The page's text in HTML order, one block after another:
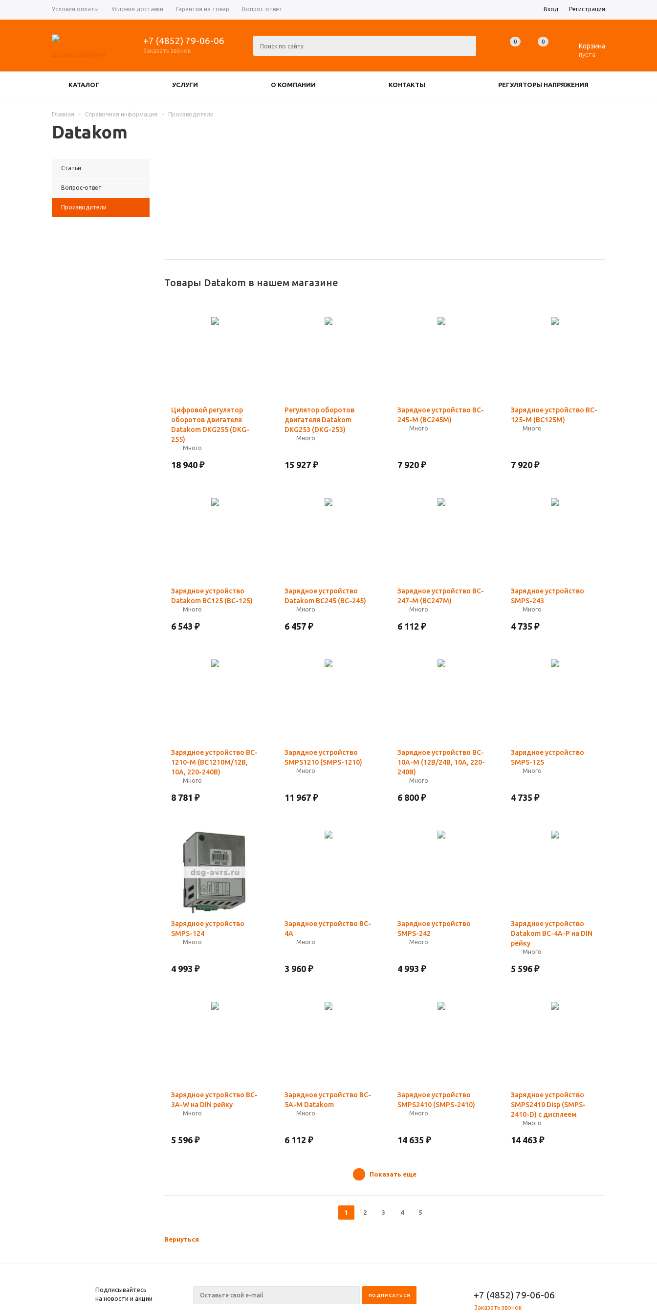
Условия оплаты Условия доставки Гарантия на товар Вопрос-ответ Вход Регистрация
+7 (4852) 79-06-06
Заказать звонок
0 0
Корзина
пуста
КАТАЛОГ УСЛУГИ О КОМПАНИИ КОНТАКТЫ РЕГУЛЯТОРЫ НАПРЯЖЕНИЯ
КОНТРОЛЛЕРЫ УПРАВЛЕНИЯ ГЕНЕРАТОРОМ
РЕГУЛЯТОРЫ ОБОРОТОВ ДВИГАТЕЛЯ, АКТУАТОРЫ
Главная - Справочная информация - Производители
Datakom
Статьи
Вопрос-ответ
Производители
Товары Datakom в нашем магазине
Цифровой регулятор
оборотов двигателя
Datakom DKG255 (DKG-
255)
Много
18 940 ₽
Регулятор оборотов
двигателя Datakom
DKG253 (DKG-253)
Много
15 927₽
Зарядное устройство BC-
245-M (BC245M)
Много
7 920 ₽
Зарядное устройство BC-
125-M (BC125M)
Много
7 920₽
Зарядное устройство
Datakom BC125 (BC-125)
Много
6 543 ₽
Зарядное устройство
Datakom BC245 (BC-245)
Много
6 457₽
Зарядное устройство BC-
247-M (BC247M)
Много
6 112 ₽
Зарядное устройство
SMPS-243
Много
4 735 ₽
Зарядное устройство BC-
1210-M (BC1210M/12В,
10А, 220-240В)
Много
8 781 ₽
Зарядное устройство
SMPS1210 (SMPS-1210)
Много
11 967₽
Зарядное устройство BC-
10A-M (12В/24В, 10А, 220-
240В)
Много
6 800 ₽
Зарядное устройство
SMPS-125
Много
4 735 ₽
Зарядное устройство
SMPS-124
Много
4 993 ₽
Зарядное устройство BC-
4A
Много
3 960₽
Зарядное устройство
SMPS-242
Много
4 993 ₽
Зарядное устройство
Datakom BC-4A-P на DIN
рейку
Много
5 596₽
Зарядное устройство BC-
3A-W на DIN рейку
Много
5 596 ₽
Зарядное устройство BC-
5A-M Datakom
Много
6 112 ₽
Зарядное устройство
SMPS2410 (SMPS-2410)
Много
14 635 ₽
Зарядное устройство
SMPS2410 Disp (SMPS-
2410-D) с дисплеем
Много
14 463 ₽
Показать еще
1 2 3 4 5
Вернуться
Подписывайтесь
на новости и акции
+7 (4852) 79-06-06
Заказать звонок